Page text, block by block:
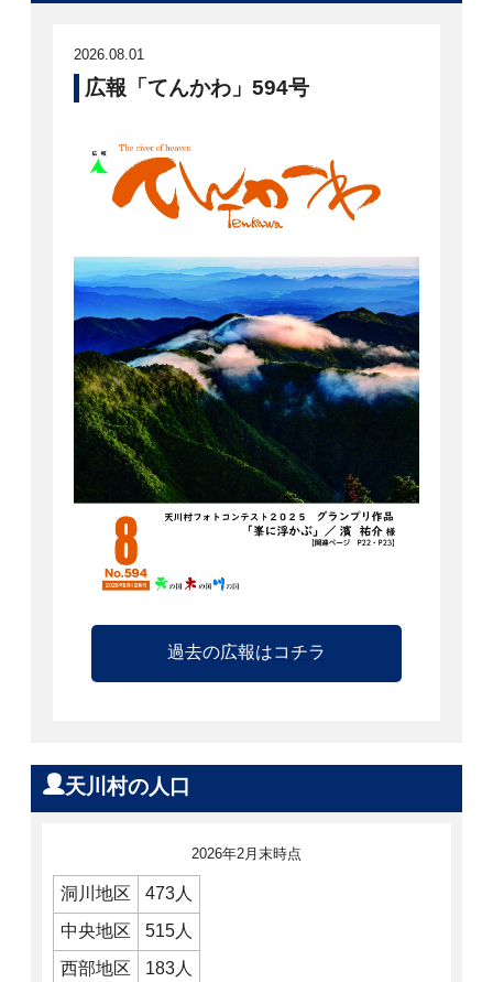
2026.08.01
広報「てんかわ」594号
過去の広報はコチラ
天川村の人口
2026年2月末時点
洞川地区
473人
中央地区
515人
西部地区
183人